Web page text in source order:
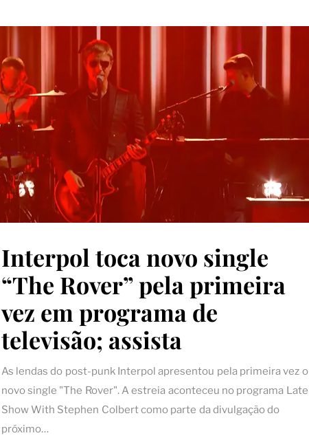
Interpol toca novo single
“The Rover” pela primeira
vez em programa de
televisão; assista
As lendas do post-punk Interpol apresentou pela primeira vez o
novo single "The Rover". A estreia aconteceu no programa Late
Show With Stephen Colbert como parte da divulgação do
próximo…